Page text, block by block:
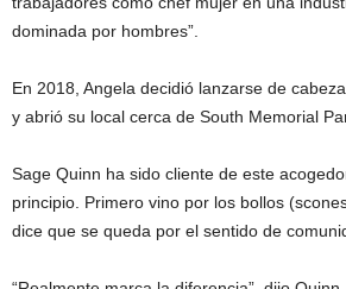
dominada por hombres”.
En 2018, Angela decidió lanzarse de
y abrió su local cerca de South Memorial
Sage Quinn ha sido cliente de este
principio. Primero vino por los bollos
dice que se queda por el sentido de